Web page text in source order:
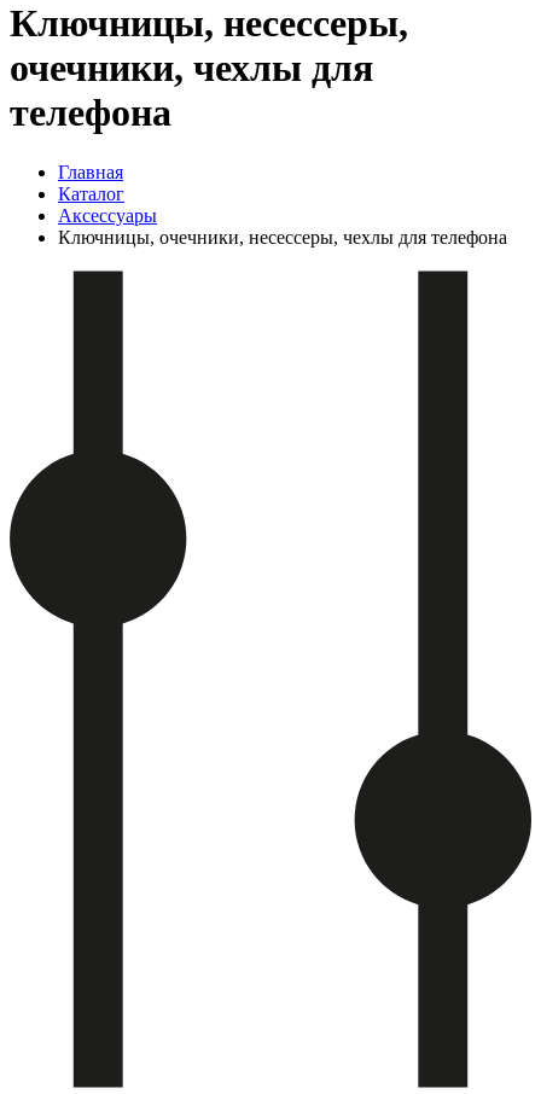
Ключницы, несессеры,
очечники, чехлы для
телефона
Главная
Каталог
Аксессуары
Ключницы, очечники, несессеры, чехлы для телефона